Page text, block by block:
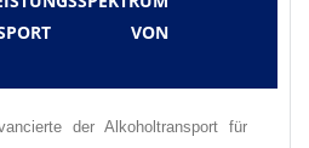
VON
der Alkoholtransport für